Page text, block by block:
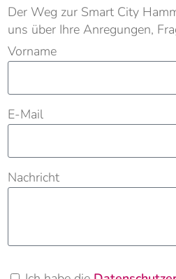
Der Weg zur Smart City
uns über Ihre Anregungen,
Vorname
E-Mail
Nachricht